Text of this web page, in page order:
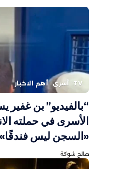
TV أسرى أهم الاخبار
“بالفيديو” بن
الأسرى في حملته
«السجن ليس فندقًا»
صالح شوكة